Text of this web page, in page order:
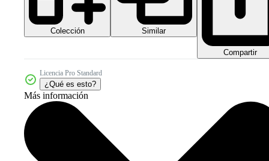
Colección Similar
Compartir
Licencia Pro Standard
¿Qué es esto?
Más información